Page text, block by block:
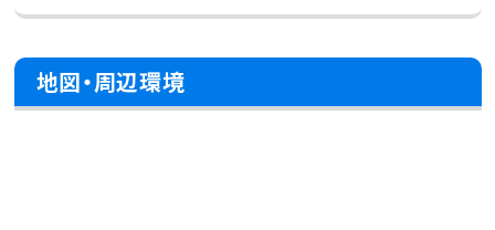
地図・周辺環境